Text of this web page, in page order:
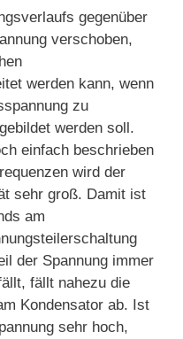
gegenüber
verschoben,
werden kann, wenn
zu
werden soll.
einfach beschrieben
wird der
sehr groß. Damit ist
am
der Spannung immer
fällt nahezu die
Kondensator ab. Ist
sehr hoch,